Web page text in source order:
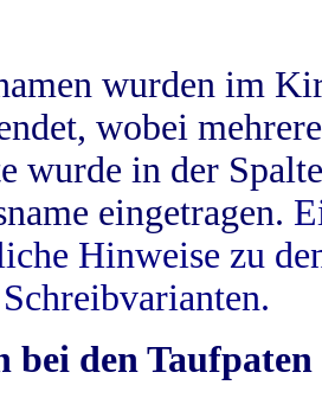
wurden im
wobei
wurde in der
eingetragen.
Hinweise zu
bei den Taufpaten